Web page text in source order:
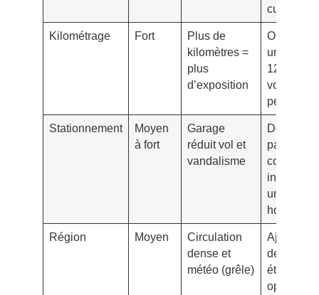
cumulées
Kilométrage Fort
Plus de
kilomètres =
plus
d’exposition
Optez
un forfait
12k km/
vous
peu
Stationnement
Moyen
à fort
Garage
réduit vol et
vandalisme
Déclarez
parking
couvert,
installez
une
Région Moyen
Circulation
dense et
météo (grêle)
Ajoutez
de glace
étendu et
option